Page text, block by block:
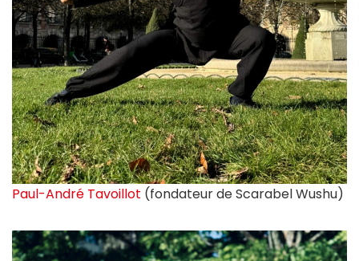
Paul-André Tavoillot (fondateur de Scarabel Wushu)